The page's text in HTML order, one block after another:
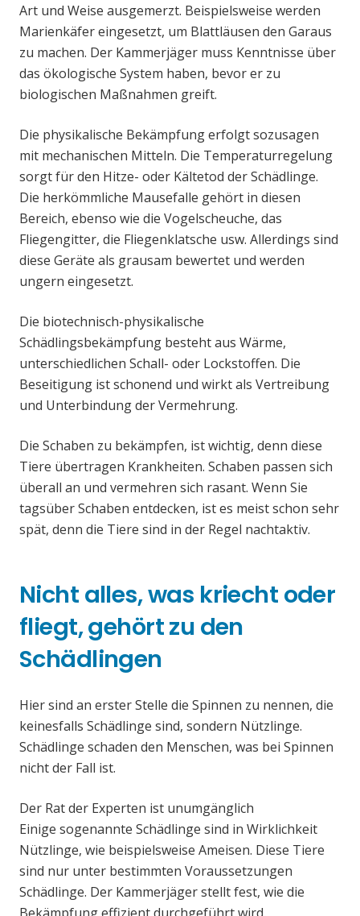
Art und Weise ausgemerzt. Beispielsweise werden
Marienkäfer eingesetzt, um Blattläusen den Garaus
zu machen. Der Kammerjäger muss Kenntnisse über
das ökologische System haben, bevor er zu
biologischen Maßnahmen greift.
Die physikalische Bekämpfung erfolgt sozusagen
mit mechanischen Mitteln. Die Temperaturregelung
sorgt für den Hitze- oder Kältetod der Schädlinge.
Die herkömmliche Mausefalle gehört in diesen
Bereich, ebenso wie die Vogelscheuche, das
Fliegengitter, die Fliegenklatsche usw. Allerdings sind
diese Geräte als grausam bewertet und werden
ungern eingesetzt.
Die biotechnisch-physikalische
Schädlingsbekämpfung besteht aus Wärme,
unterschiedlichen Schall- oder Lockstoffen. Die
Beseitigung ist schonend und wirkt als Vertreibung
und Unterbindung der Vermehrung.
Die Schaben zu bekämpfen, ist wichtig, denn diese
Tiere übertragen Krankheiten. Schaben passen sich
überall an und vermehren sich rasant. Wenn Sie
tagsüber Schaben entdecken, ist es meist schon sehr
spät, denn die Tiere sind in der Regel nachtaktiv.
Nicht alles, was kriecht oder
fliegt, gehört zu den
Schädlingen
Hier sind an erster Stelle die Spinnen zu nennen, die
keinesfalls Schädlinge sind, sondern Nützlinge.
Schädlinge schaden den Menschen, was bei Spinnen
nicht der Fall ist.
Der Rat der Experten ist unumgänglich
Einige sogenannte Schädlinge sind in Wirklichkeit
Nützlinge, wie beispielsweise Ameisen. Diese Tiere
sind nur unter bestimmten Voraussetzungen
Schädlinge. Der Kammerjäger stellt fest, wie die